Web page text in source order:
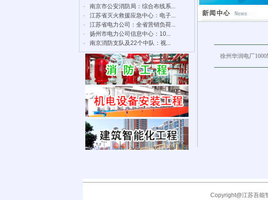
· 南京市公安消防局：综合布线系...
· 江苏省灭火救援应急中心：电子...
· 江苏省电力公司：全省营销负荷...
· 扬州市电力公司信息中心：10...
· 南京消防支队及22个中队：视...
徐州华润电厂
Copyright@江苏吾能